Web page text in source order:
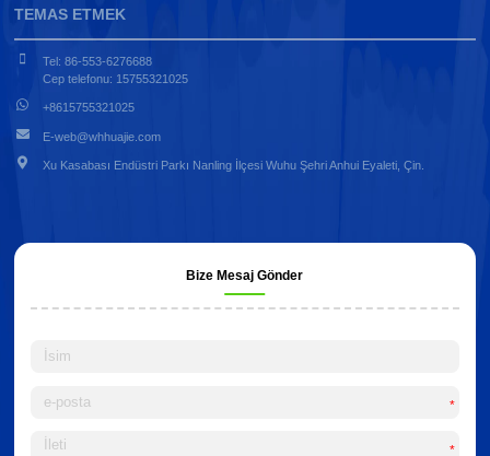
TEMAS ETMEK
Tel: 86-553-6276688
Cep telefonu: 15755321025
+8615755321025
E-web@whhuajie.com
Xu Kasabası Endüstri Parkı Nanling İlçesi Wuhu Şehri Anhui Eyaleti, Çin.
Bize Mesaj Gönder
*
*